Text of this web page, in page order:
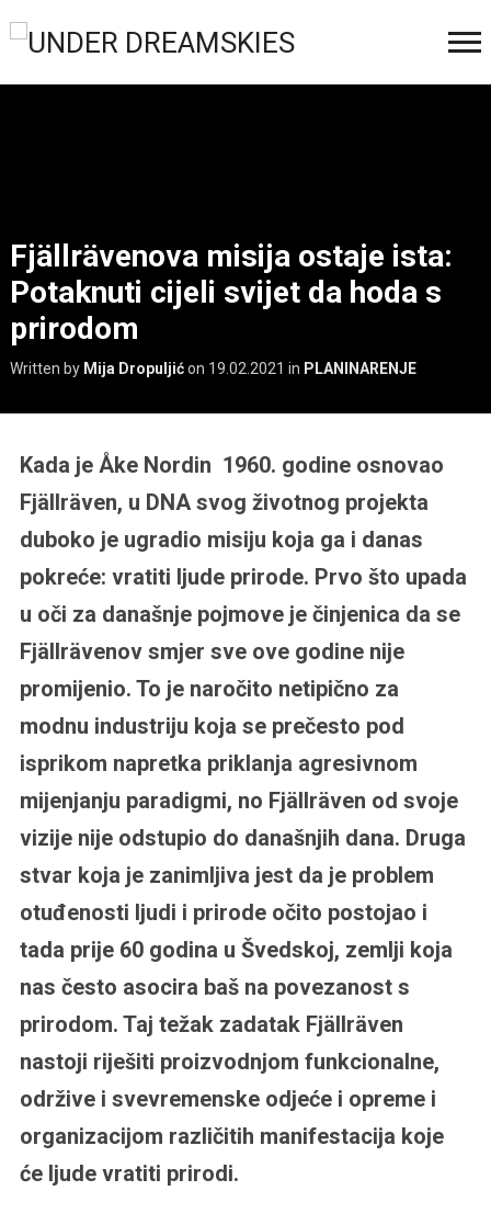
Fjällrävenova misija ostaje ista:
Potaknuti cijeli svijet da hoda s
prirodom
Written by Mija Dropuljićon 19.02.2021 in PLANINARENJE
Kada je Åke Nordin 1960. godine osnovao
Fjällräven, u DNA svog životnog projekta
duboko je ugradio misiju koja ga i danas
pokreće: vratiti ljude prirode. Prvo što upada
u oči za današnje pojmove je činjenica da se
Fjällrävenov smjer sve ove godine nije
promijenio. To je naročito netipično za
modnu industriju koja se prečesto pod
isprikom napretka priklanja agresivnom
mijenjanju paradigmi, no Fjällräven od svoje
vizije nije odstupio do današnjih dana. Druga
stvar koja je zanimljiva jest da je problem
otuđenosti ljudi i prirode očito postojao i
tada prije 60 godina u Švedskoj, zemlji koja
nas često asocira baš na povezanost s
prirodom. Taj težak zadatak Fjällräven
nastoji riješiti proizvodnjom funkcionalne,
održive i svevremenske odjeće i opreme i
organizacijom različitih manifestacija koje
će ljude vratiti prirodi.